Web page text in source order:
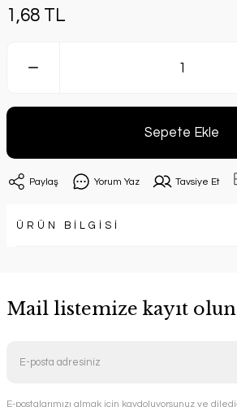
1,68 TL
Sepete Ekle
Paylaş Yorum Yaz Tavsiye Et
ÜRÜN BİLGİSİ
Mail listemize kayıt olun
E-postalarımızı almak için kaydoluyorsunuz ve